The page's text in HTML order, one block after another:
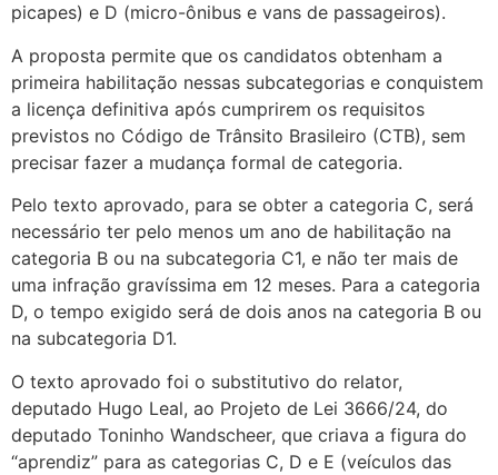
picapes) e D (micro-ônibus e vans de passageiros).
A proposta permite que os candidatos obtenham a
primeira habilitação nessas subcategorias e conquistem
a licença definitiva após cumprirem os requisitos
previstos no Código de Trânsito Brasileiro (CTB), sem
precisar fazer a mudança formal de categoria.
Pelo texto aprovado, para se obter a categoria C, será
necessário ter pelo menos um ano de habilitação na
categoria B ou na subcategoria C1, e não ter mais de
uma infração gravíssima em 12 meses. Para a categoria
D, o tempo exigido será de dois anos na categoria B ou
na subcategoria D1.
O texto aprovado foi o substitutivo do relator,
deputado Hugo Leal, ao Projeto de Lei 3666/24, do
deputado Toninho Wandscheer, que criava a figura do
“aprendiz” para as categorias C, D e E (veículos das